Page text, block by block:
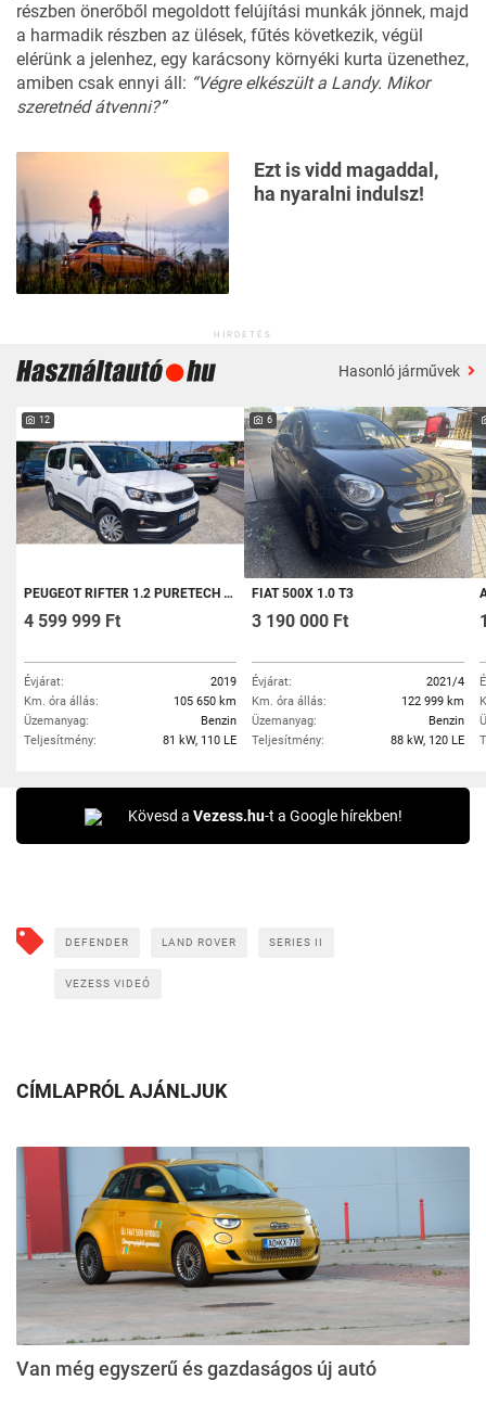
részben önerőből megoldott felújítási munkák jönnek, majd
a harmadik részben az ülések, fűtés következik, végül
elérünk a jelenhez, egy karácsony környéki kurta üzenethez,
amiben csak ennyi áll: “Végre elkészült a Landy. Mikor
szeretnéd átvenni?”
Ezt is vidd magaddal,
ha nyaralni indulsz!
HIRDETÉS
Hasonló járművek
12
PEUGEOT RIFTER 1.2 PURETECH ACCESS S&S (7 SZEMÉLYES ) 105000KM . 1 MAGYAR TULAJ. ÖSSZES SZERVIZ TÖRTÉNET
4 599 999 Ft
Évjárat:
2019
Km. óra állás:
105 650 km
Üzemanyag:
Benzin
Teljesítmény:
81 kW, 110 LE
6
FIAT 500X 1.0 T3
3 190 000 Ft
Évjárat:
2021/4
Km. óra állás:
122 999 km
Üzemanyag:
Benzin
Teljesítmény:
88 kW, 120 LE
Kövesd a Vezess.hu-t a Google hírekben!
DEFENDER LAND ROVER SERIES II
VEZESS VIDEÓ
CÍMLAPRÓL AJÁNLJUK
Van még egyszerű és gazdaságos új autó